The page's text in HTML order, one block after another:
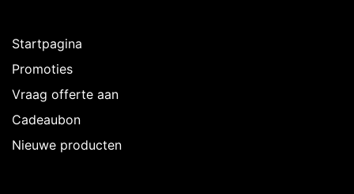
Startpagina
Promoties
Vraag offerte aan
Cadeaubon
Nieuwe producten